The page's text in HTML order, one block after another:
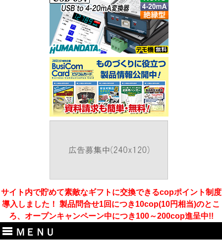
サイト内で貯めて素敵なギフトに交換できるcopポイント制度
導入しました！ 製品問合せ1回につき10cop(10円相当)のとこ
ろ、オープンキャンペーン中につき100～200cop進呈中!!
ＭＥＮＵ